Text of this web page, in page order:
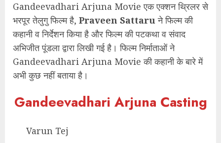
Gandeevadhari Arjuna Movie एक एक्शन थ्रिलर से
भरपूर तेलुगु फिल्म है, Praveen Sattaruने फिल्म की
कहानी व निर्देशन किया है और फिल्म की पटकथा व संवाद
अभिजीत पूंडला द्वारा लिखी गई है। फिल्म निर्माताओं ने
Gandeevadhari Arjuna Movie की कहानी के बारे में
अभी कुछ नहीं बताया है।
Gandeevadhari Arjuna Casting
Varun Tej